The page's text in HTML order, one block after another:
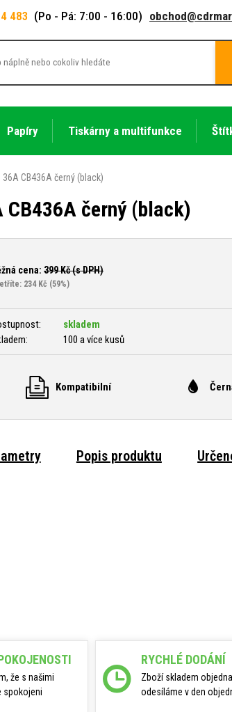
483 (Po - Pá: 7:00 - 16:00)
Papíry Tiskárny a multifunkce
CB436A černý (black)
černý (black)
cena: 399Kč (s DPH)
234 Kč (59%)
skladem
100 a více kusů
Kompatibilní
Popis produktu
že s našimi
spokojeni
RYCHLÉ DODÁNÍ
Zboží skladem
odesíláme v den